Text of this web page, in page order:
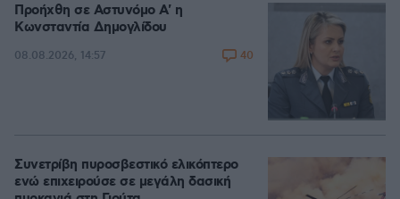
Προήχθη σε Αστυνόμο Α' η
Κωνσταντία Δημογλίδου
08.08.2026, 14:57 40
Συνετρίβη πυροσβεστικό ελικόπτερο
ενώ επιχειρούσε σε μεγάλη δασική